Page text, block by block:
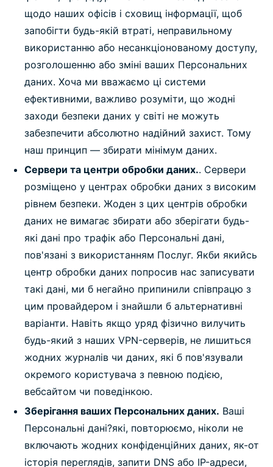
щодо наших офісів і сховищ інформації, щоб
запобігти будь-якій втраті, неправильному
використанню або несанкціонованому доступу,
розголошенню або зміні ваших Персональних
даних. Хоча ми вважаємо ці системи
ефективними, важливо розуміти, що жодні
заходи безпеки даних у світі не можуть
забезпечити абсолютно надійний захист. Тому
наш принцип — збирати мінімум даних.
Сервери та центри обробки даних.. Сервери
розміщено у центрах обробки даних з високим
рівнем безпеки. Жоден з цих центрів обробки
даних не вимагає збирати або зберігати будь-
які дані про трафік або Персональні дані,
пов'язані з використанням Послуг. Якби якийсь
центр обробки даних попросив нас записувати
такі дані, ми б негайно припинили співпрацю з
цим провайдером і знайшли б альтернативні
варіанти. Навіть якщо уряд фізично вилучить
будь-який з наших VPN-серверів, не лишиться
жодних журналів чи даних, які б пов'язували
окремого користувача з певною подією,
вебсайтом чи поведінкою.
Зберігання ваших Персональних даних. Ваші
Персональні дані?які, повторюємо, ніколи не
включають жодних конфіденційних даних, як-от
історія переглядів, запити DNS або IP-адреси,